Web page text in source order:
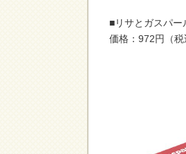
■リサとガスパー
価格：972円（税